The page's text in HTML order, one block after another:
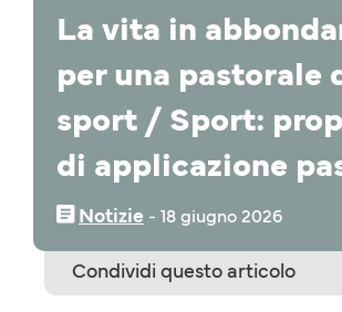
La vita in
per una pastorale
sport / Sport:
di applicazione
Notizie ‒ 18 giugno 2026
Condividi questo articolo